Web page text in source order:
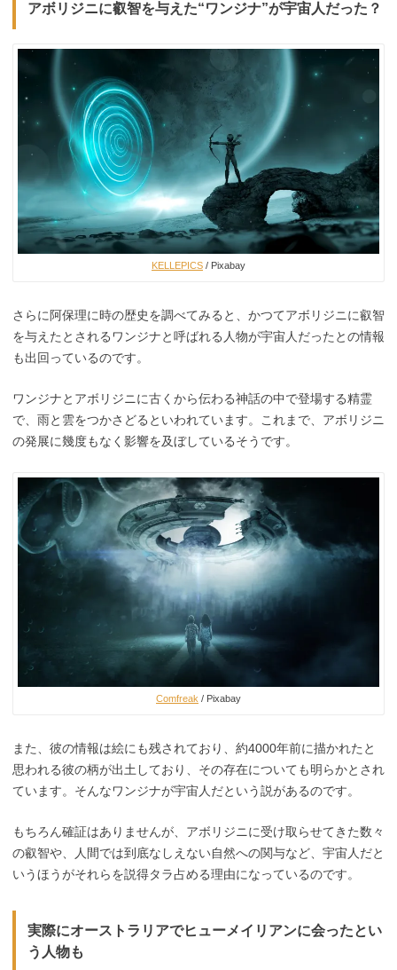
アボリジニに叡智を与えた“ワンジナ”が宇宙人だった？
KELLEPICS / Pixabay
さらに阿保理に時の歴史を調べてみると、かつてアボリジニに叡智
を与えたとされるワンジナと呼ばれる人物が宇宙人だったとの情報
も出回っているのです。
ワンジナとアボリジニに古くから伝わる神話の中で登場する精霊
で、雨と雲をつかさどるといわれています。これまで、アボリジニ
の発展に幾度もなく影響を及ぼしているそうです。
Comfreak / Pixabay
また、彼の情報は絵にも残されており、約4000年前に描かれたと
思われる彼の柄が出土しており、その存在についても明らかとされ
ています。そんなワンジナが宇宙人だという説があるのです。
もちろん確証はありませんが、アボリジニに受け取らせてきた数々
の叡智や、人間では到底なしえない自然への関与など、宇宙人だと
いうほうがそれらを説得タラ占める理由になっているのです。
実際にオーストラリアでヒューメイリアンに会ったとい
う人物も